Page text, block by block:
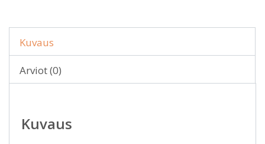
Kuvaus
Arviot (0)
Kuvaus